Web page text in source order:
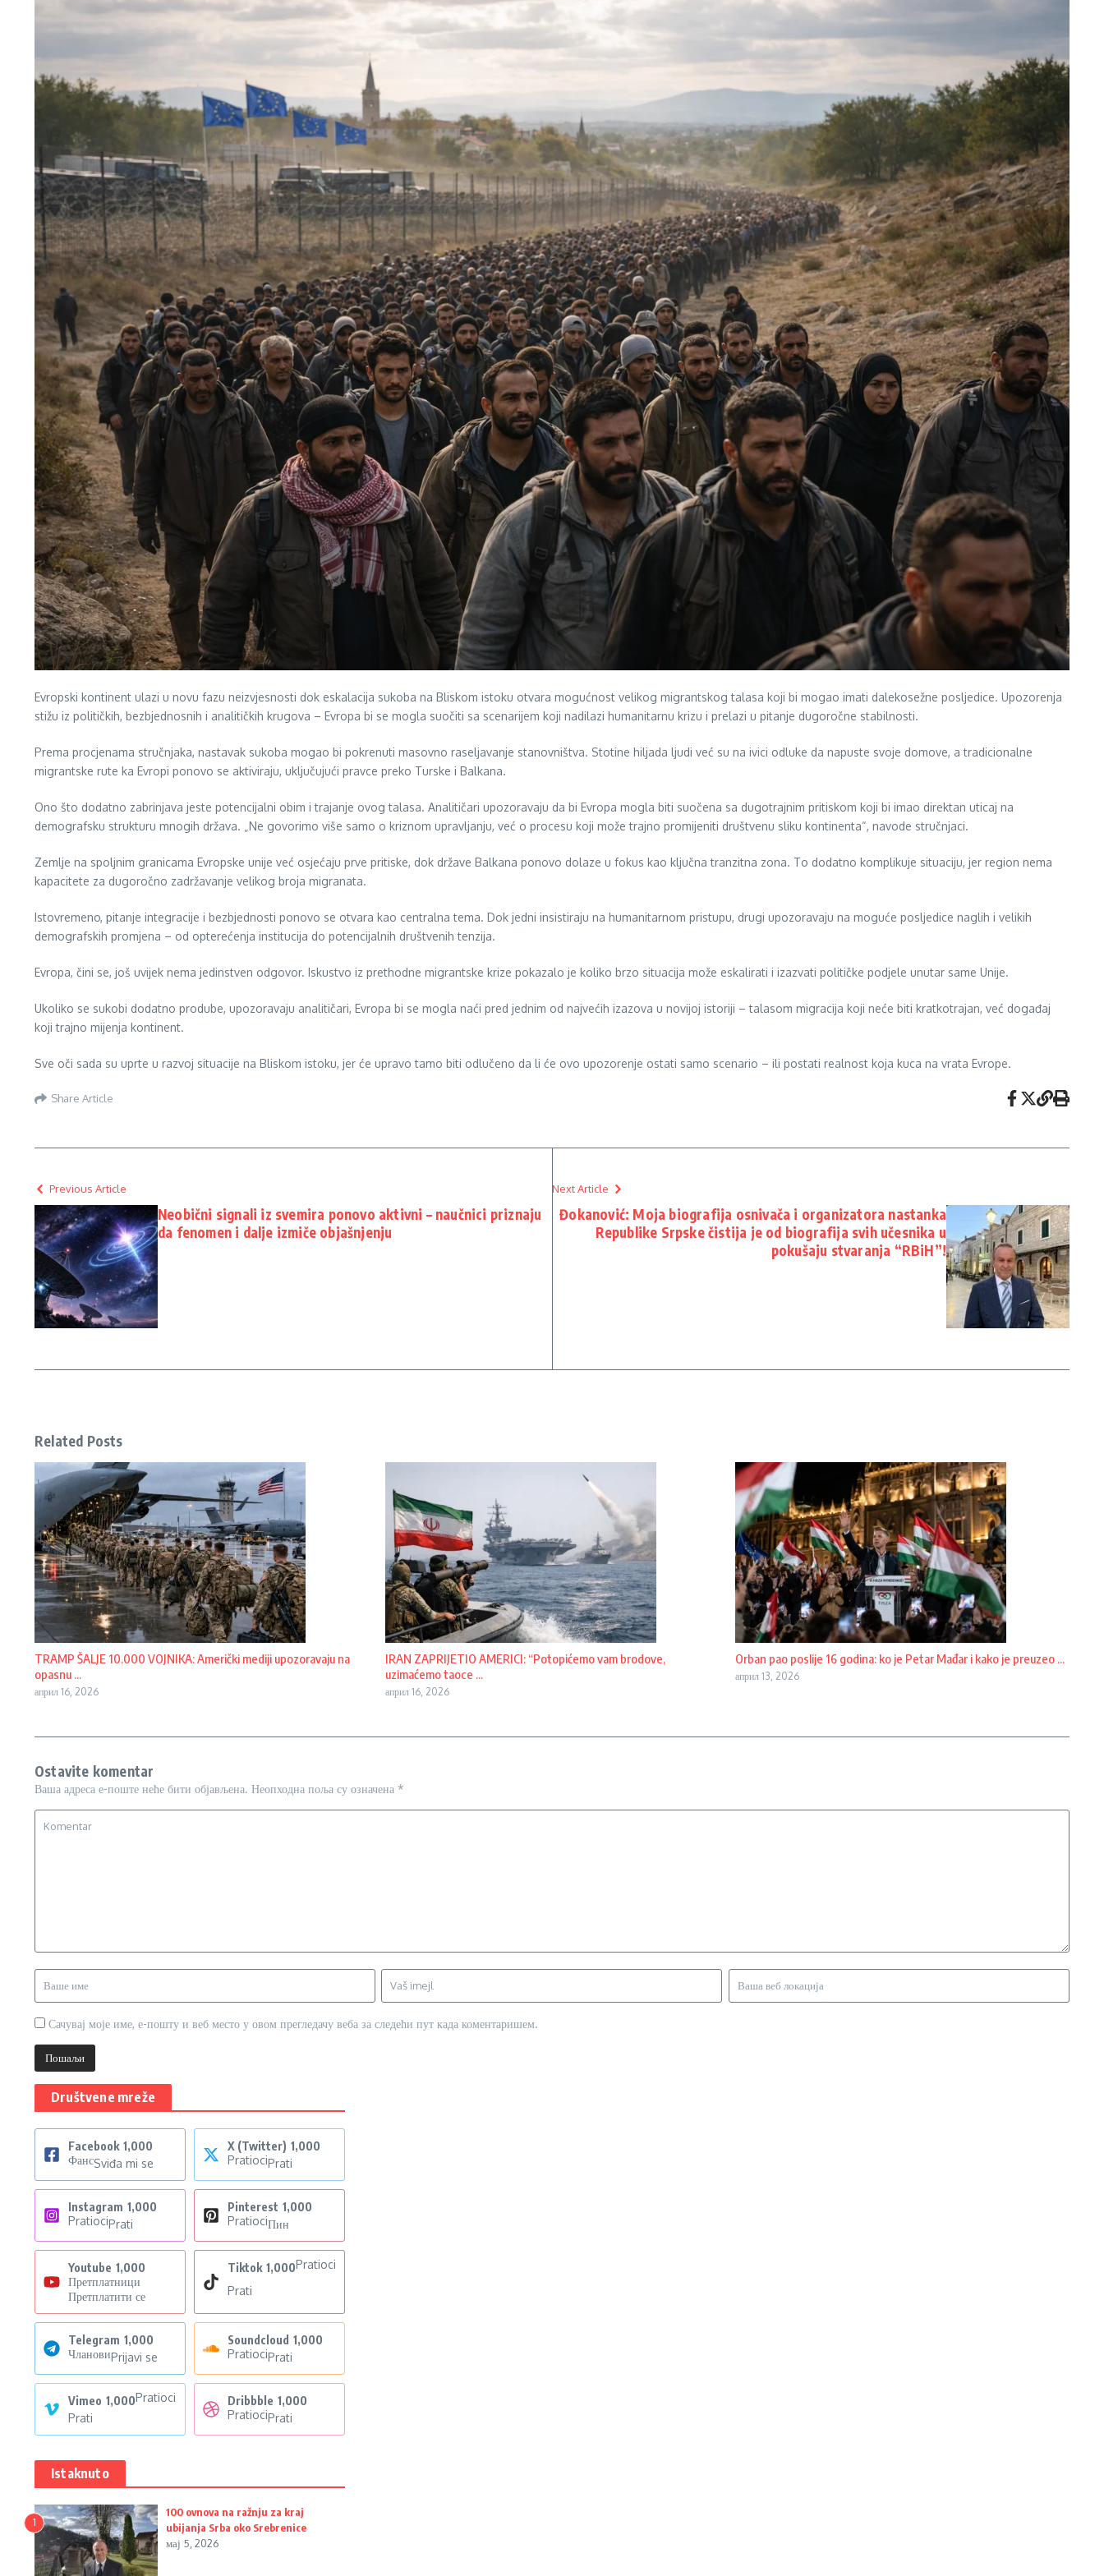
Evropski kontinent ulazi u novu fazu neizvjesnosti dok eskalacija sukoba na Bliskom istoku otvara mogućnost velikog migrantskog talasa koji bi mogao imati dalekosežne posljedice. Upozorenja
stižu iz političkih, bezbjednosnih i analitičkih krugova – Evropa bi se mogla suočiti sa scenarijem koji nadilazi humanitarnu krizu i prelazi u pitanje dugoročne stabilnosti.
Prema procjenama stručnjaka, nastavak sukoba mogao bi pokrenuti masovno raseljavanje stanovništva. Stotine hiljada ljudi već su na ivici odluke da napuste svoje domove, a tradicionalne
migrantske rute ka Evropi ponovo se aktiviraju, uključujući pravce preko Turske i Balkana.
Ono što dodatno zabrinjava jeste potencijalni obim i trajanje ovog talasa. Analitičari upozoravaju da bi Evropa mogla biti suočena sa dugotrajnim pritiskom koji bi imao direktan uticaj na
demografsku strukturu mnogih država. „Ne govorimo više samo o kriznom upravljanju, već o procesu koji može trajno promijeniti društvenu sliku kontinenta“, navode stručnjaci.
Zemlje na spoljnim granicama Evropske unije već osjećaju prve pritiske, dok države Balkana ponovo dolaze u fokus kao ključna tranzitna zona. To dodatno komplikuje situaciju, jer region nema
kapacitete za dugoročno zadržavanje velikog broja migranata.
Istovremeno, pitanje integracije i bezbjednosti ponovo se otvara kao centralna tema. Dok jedni insistiraju na humanitarnom pristupu, drugi upozoravaju na moguće posljedice naglih i velikih
demografskih promjena – od opterećenja institucija do potencijalnih društvenih tenzija.
Evropa, čini se, još uvijek nema jedinstven odgovor. Iskustvo iz prethodne migrantske krize pokazalo je koliko brzo situacija može eskalirati i izazvati političke podjele unutar same Unije.
Ukoliko se sukobi dodatno prodube, upozoravaju analitičari, Evropa bi se mogla naći pred jednim od najvećih izazova u novijoj istoriji – talasom migracija koji neće biti kratkotrajan, već događaj
koji trajno mijenja kontinent.
Sve oči sada su uprte u razvoj situacije na Bliskom istoku, jer će upravo tamo biti odlučeno da li će ovo upozorenje ostati samo scenario – ili postati realnost koja kuca na vrata Evrope.
Share Article
Previous Article
Neobični signali iz svemira ponovo aktivni – naučnici priznaju
da fenomen i dalje izmiče objašnjenju
Next Article
Đokanović: Moja biografija osnivača i organizatora nastanka
Republike Srpske čistija je od biografija svih učesnika u
pokušaju stvaranja “RBiH”!
Related Posts
TRAMP ŠALJE 10.000 VOJNIKA: Američki mediji upozoravaju na
opasnu ...
април 16, 2026
IRAN ZAPRIJETIO AMERICI: “Potopićemo vam brodove,
uzimaćemo taoce ...
април 16, 2026
Orban pao poslije 16 godina: ko je Petar Mađar i kako je preuzeo ...
април 13, 2026
Ostavite komentar
Ваша адреса е-поште неће бити објављена. Неопходна поља су означена *
Сачувај моје име, е-пошту и веб место у овом прегледачу веба за следећи пут када коментаришем.
Društvene mreže
Facebook 1,000
ФансSviđa mi se
X (Twitter) 1,000
PratiociPrati
Instagram 1,000
PratiociPrati
Pinterest 1,000
PratiociПин
Youtube 1,000
Претплатници
Претплатити се
Tiktok 1,000Pratioci
Prati
Telegram 1,000
ЧлановиPrijavi se
Soundcloud 1,000
PratiociPrati
Vimeo 1,000Pratioci
Prati
Dribbble 1,000
PratiociPrati
Istaknuto
1
100 ovnova na ražnju za kraj
ubijanja Srba oko Srebrenice
мај 5, 2026